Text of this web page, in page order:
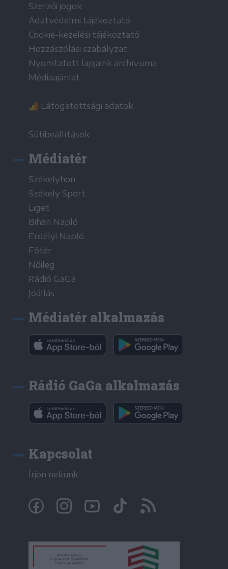
Szerzői jogok
Adatvédelmi tájékoztató
Cookie-kezelési tájékoztató
Hozzászólási szabályzat
Nyomtatott lapjaink archívuma
Médiaajánlat
Látogatottsági adatok
Sütibeállítások
Médiatér
Székelyhon
Székely Sport
Liget
Bihari Napló
Erdélyi Napló
Főtér
Nőileg
Rádió GaGa
Jóállás
Médiatér alkalmazás
Rádió GaGa alkalmazás
Kapcsolat
Írjon nekünk